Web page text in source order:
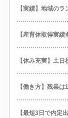
【実績】地域の
【産育休取得実
【休み充実】土
【働き方】残業
【最短3日で内定